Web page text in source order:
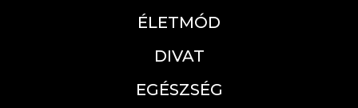
ÉLETMÓD
DIVAT
EGÉSZSÉG